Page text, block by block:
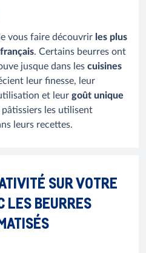
vous faire découvrir les plus
. Certains beurres ont
jusque dans les cuisines
leur finesse, leur
et leur goût unique
les utilisent
leurs recettes.
SUR VOTRE
LES BEURRES